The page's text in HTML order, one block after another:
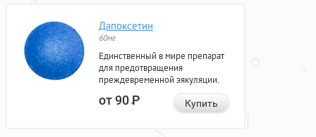
Дапоксетин
60мг
Единственный в мире препарат
для предотвращения
преждевременной эякуляции.
от 90Р Купить